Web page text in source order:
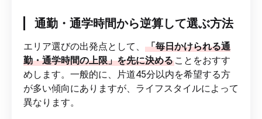
通勤・通学時間から逆算して選ぶ方法
エリア選びの出発点として、
「毎日かけられる通
勤・通学時間の上限」を先に決める ことをおすす
めします。一般的に、片道45分以内を希望する方
が多い傾向にありますが、ライフスタイルによって
異なります。